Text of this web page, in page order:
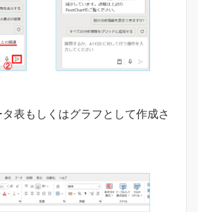
表もしくはグラフとして作成さ